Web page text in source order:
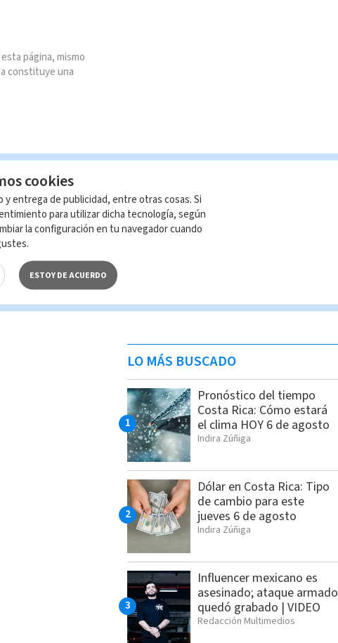
página, mismo
constituye una
LO MÁS BUSCADO
Pronóstico del tiempo
Costa Rica: Cómo estará
el clima HOY 6 de agosto
Indira Zúñiga
Dólar en Costa Rica: Tipo
de cambio para este
jueves 6 de agosto
Indira Zúñiga
Influencer mexicano es
asesinado; ataque armado
quedó grabado | VIDEO
Redacción Multimedios
cookies
entrega de publicidad, entre otras cosas. Si
para utilizar dicha tecnología, según
la configuración en tu navegador cuando
ESTOY DE ACUERDO